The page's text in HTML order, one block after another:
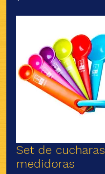
Set de cucharas
medidoras